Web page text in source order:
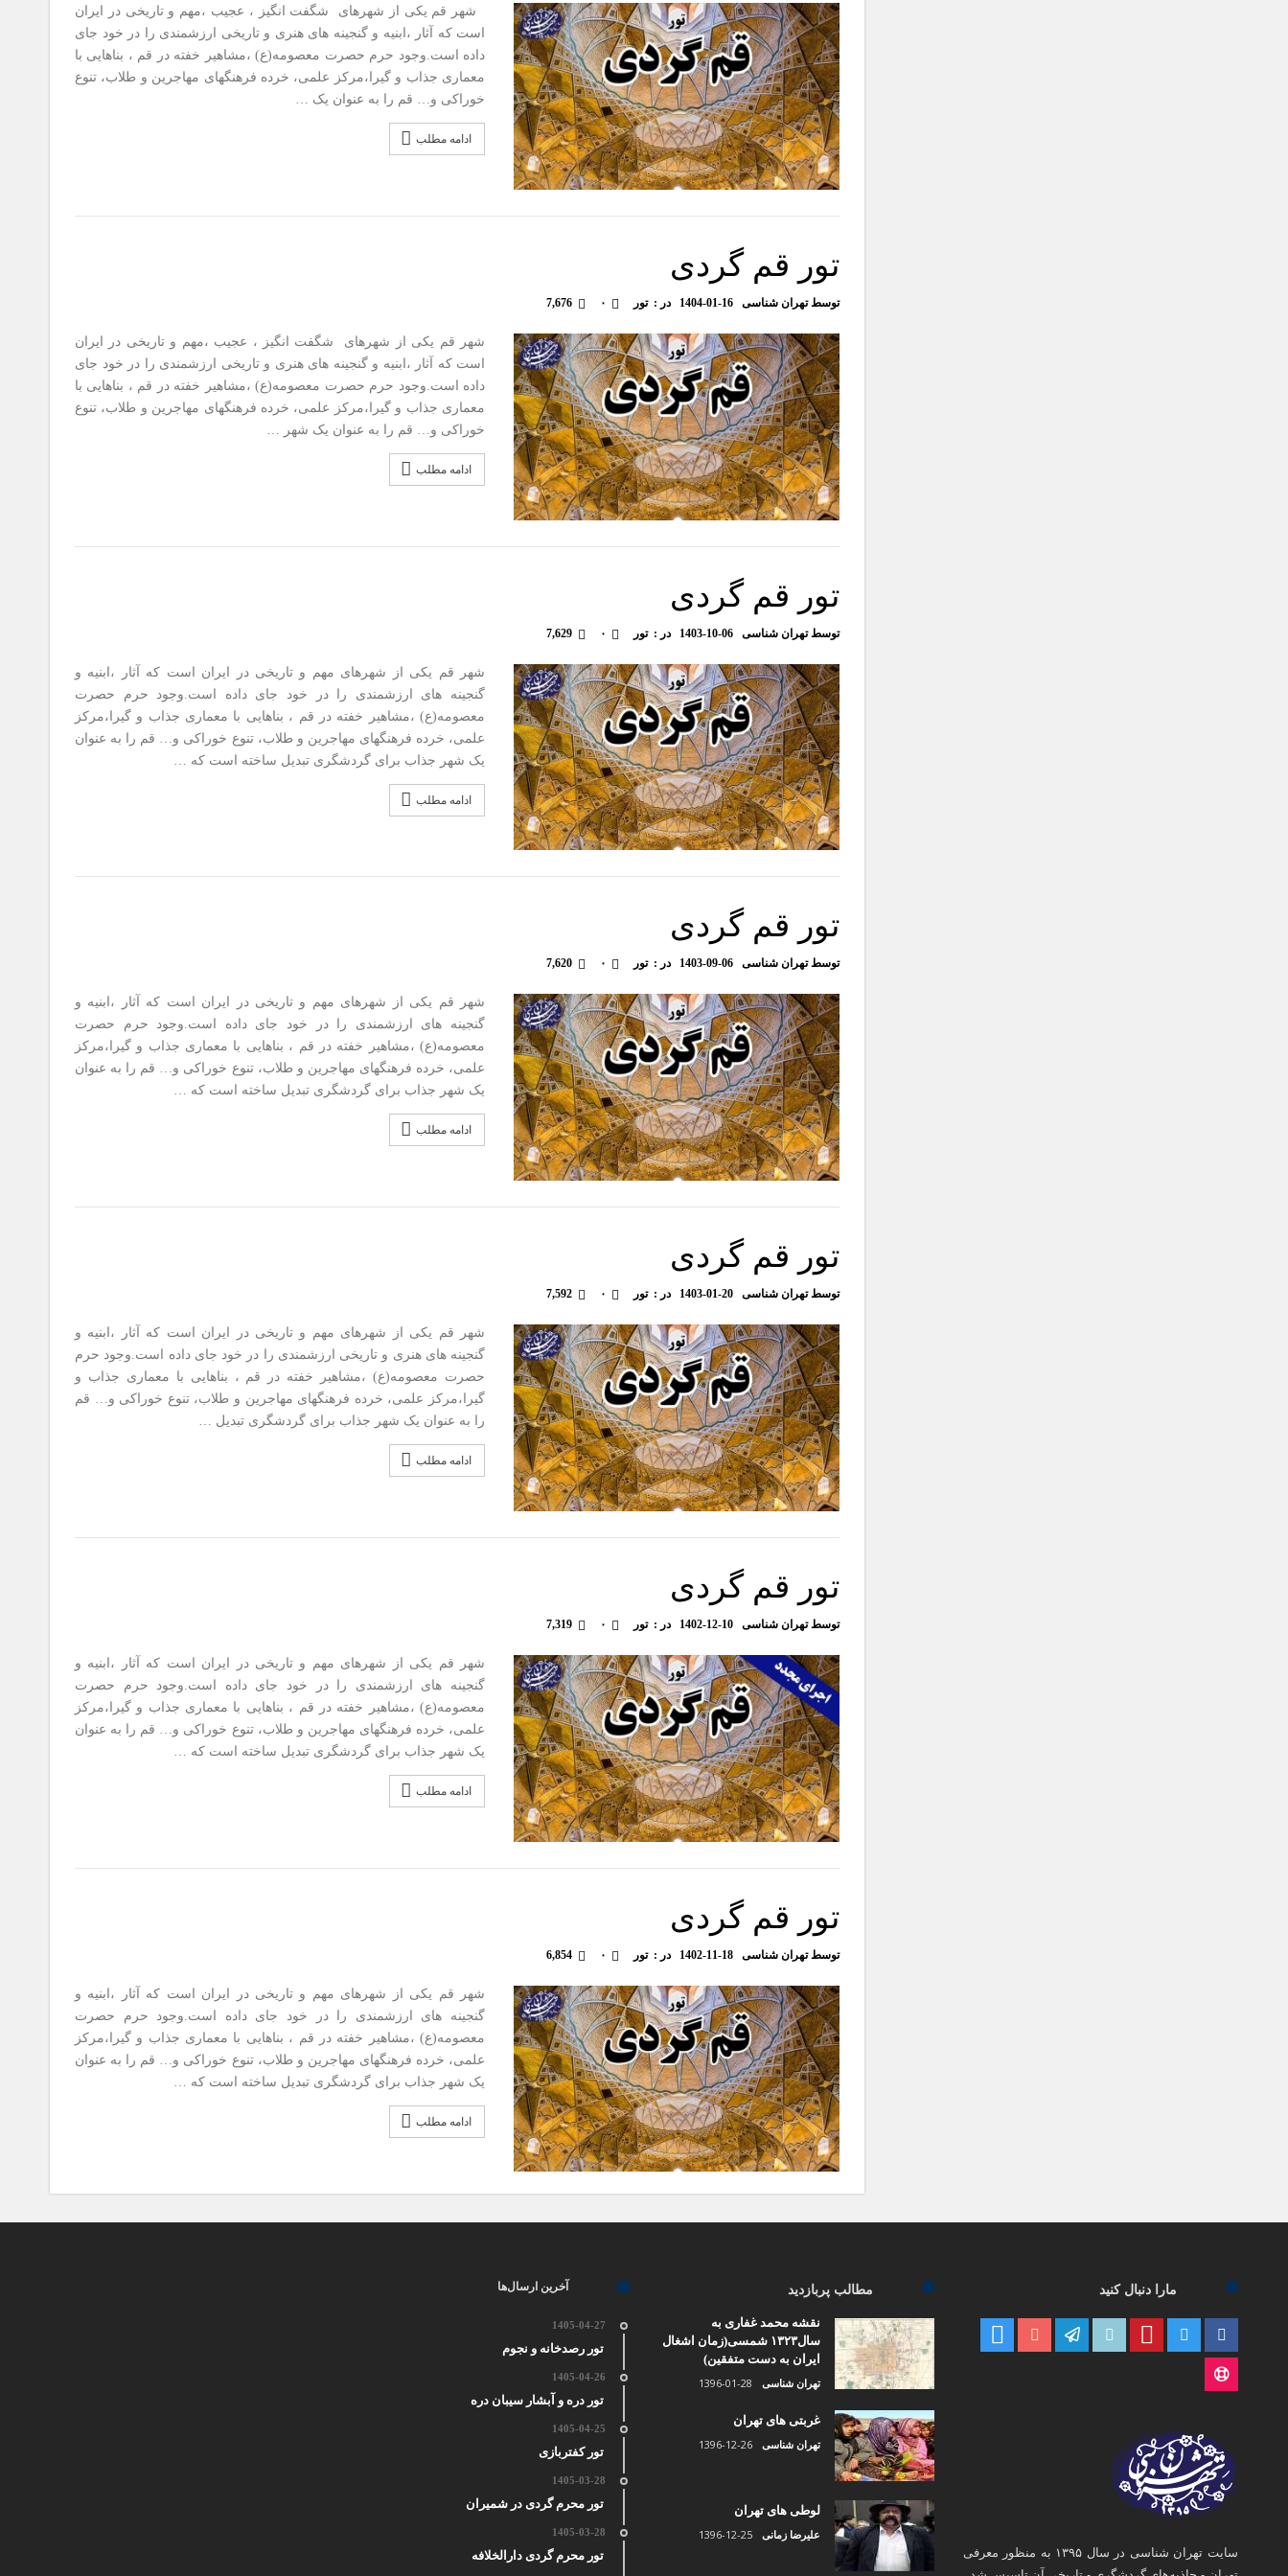
شهر قم یکی از شهرهای شگفت انگیز ، عجیب ،مهم و تاریخی در ایران
است که آثار ،ابنیه و گنجینه های هنری و تاریخی ارزشمندی را در خود جای
داده است.وجود حرم حصرت معصومه(ع) ،مشاهیر خفته در قم ، بناهایی با
معماری جذاب و گیرا،مرکز علمی، خرده فرهنگهای مهاجرین و طلاب، تنوع
خوراکی و… قم را به عنوان یک …
ادامه مطلب
تور قم گردی
توسطتهران شناسی 1404-01-16 در :تور ۰ 7,676
شهر قم یکی از شهرهای شگفت انگیز ، عجیب ،مهم و تاریخی در ایران
است که آثار ،ابنیه و گنجینه های هنری و تاریخی ارزشمندی را در خود جای
داده است.وجود حرم حصرت معصومه(ع) ،مشاهیر خفته در قم ، بناهایی با
معماری جذاب و گیرا،مرکز علمی، خرده فرهنگهای مهاجرین و طلاب، تنوع
خوراکی و… قم را به عنوان یک شهر …
ادامه مطلب
تور قم گردی
توسطتهران شناسی 1403-10-06 در :تور ۰ 7,629
شهر قم یکی از شهرهای مهم و تاریخی در ایران است که آثار ،ابنیه و
گنجینه های ارزشمندی را در خود جای داده است.وجود حرم حصرت
معصومه(ع) ،مشاهیر خفته در قم ، بناهایی با معماری جذاب و گیرا،مرکز
علمی، خرده فرهنگهای مهاجرین و طلاب، تنوع خوراکی و… قم را به عنوان
یک شهر جذاب برای گردشگری تبدیل ساخته است که …
ادامه مطلب
تور قم گردی
توسطتهران شناسی 1403-09-06 در :تور ۰ 7,620
شهر قم یکی از شهرهای مهم و تاریخی در ایران است که آثار ،ابنیه و
گنجینه های ارزشمندی را در خود جای داده است.وجود حرم حصرت
معصومه(ع) ،مشاهیر خفته در قم ، بناهایی با معماری جذاب و گیرا،مرکز
علمی، خرده فرهنگهای مهاجرین و طلاب، تنوع خوراکی و… قم را به عنوان
یک شهر جذاب برای گردشگری تبدیل ساخته است که …
ادامه مطلب
تور قم گردی
توسطتهران شناسی 1403-01-20 در :تور ۰ 7,592
شهر قم یکی از شهرهای مهم و تاریخی در ایران است که آثار ،ابنیه و
گنجینه های هنری و تاریخی ارزشمندی را در خود جای داده است.وجود حرم
حصرت معصومه(ع) ،مشاهیر خفته در قم ، بناهایی با معماری جذاب و
گیرا،مرکز علمی، خرده فرهنگهای مهاجرین و طلاب، تنوع خوراکی و… قم
را به عنوان یک شهر جذاب برای گردشگری تبدیل …
ادامه مطلب
تور قم گردی
توسطتهران شناسی 1402-12-10 در :تور ۰ 7,319
شهر قم یکی از شهرهای مهم و تاریخی در ایران است که آثار ،ابنیه و
گنجینه های ارزشمندی را در خود جای داده است.وجود حرم حصرت
معصومه(ع) ،مشاهیر خفته در قم ، بناهایی با معماری جذاب و گیرا،مرکز
علمی، خرده فرهنگهای مهاجرین و طلاب، تنوع خوراکی و… قم را به عنوان
یک شهر جذاب برای گردشگری تبدیل ساخته است که …
ادامه مطلب
تور قم گردی
توسطتهران شناسی 1402-11-18 در :تور ۰ 6,854
شهر قم یکی از شهرهای مهم و تاریخی در ایران است که آثار ،ابنیه و
گنجینه های ارزشمندی را در خود جای داده است.وجود حرم حصرت
معصومه(ع) ،مشاهیر خفته در قم ، بناهایی با معماری جذاب و گیرا،مرکز
علمی، خرده فرهنگهای مهاجرین و طلاب، تنوع خوراکی و… قم را به عنوان
یک شهر جذاب برای گردشگری تبدیل ساخته است که …
ادامه مطلب
مارا دنبال کنید
سایت تهران شناسی در سال ۱۳۹۵ به منظور معرفی
مطالب پربازدید
نقشه محمد غفاری به
سال۱۳۲۳ شمسی(زمان اشغال
ایران به دست متفقین)
تهران شناسی 1396-01-28
غربتی های تهران
تهران شناسی 1396-12-26
لوطی های تهران
علیرضا زمانی 1396-12-25
آخرین ارسال‌ها
1405-04-27
تور رصدخانه و نجوم
1405-04-26
تور دره و آبشار سیبان دره
1405-04-25
تور کفتربازی
1405-03-28
تور محرم گردی در شمیران
1405-03-28
تور محرم گردی دارالخلافه